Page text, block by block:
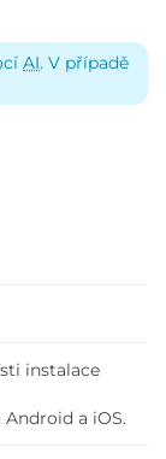
AI. V případě
instalace
Android a iOS.